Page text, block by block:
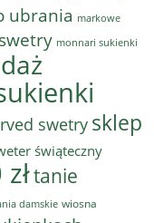
ubrania markowe
monnari sukienki
swetry sklep
świąteczny
tanie
damskie wiosna